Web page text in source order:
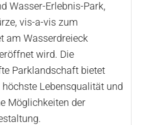
Wasser-Erlebnis-Park,
vis-a-vis zum
am Wasserdreieck
wird. Die
Parklandschaft bietet
Lebensqualität und
Möglichkeiten der